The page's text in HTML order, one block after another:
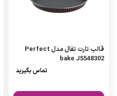
قالب تارت تفال مدل Perfect
bake J5548302
تماس بگیرید